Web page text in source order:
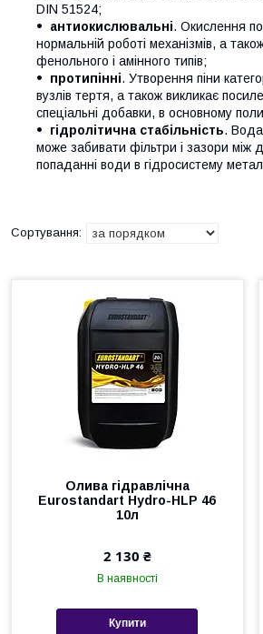
DIN 51524;
антиокислювальні. Окислення
нормальній роботі механізмів, а
фенольного і амінного типів;
протипінні. Утворення піни
вузлів тертя, а також викликає
спеціальні добавки, в основному
гідролітична стабільність.
може забивати фільтри і зазори між
попаданні води в гідросистему
Олива гідравлічна
Eurostandart Hydro-HLP 46
10л
2 130 ₴
В наявності
Купити